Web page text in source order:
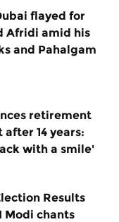
flayed for
Afridi amid his
and Pahalgam
retirement
14 years:
with a smile'
Results
Modi chants